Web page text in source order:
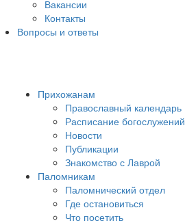
Вакансии
Контакты
Вопросы и ответы
Прихожанам
Православный календарь
Расписание богослужений
Новости
Публикации
Знакомство с Лаврой
Паломникам
Паломнический отдел
Где остановиться
Что посетить